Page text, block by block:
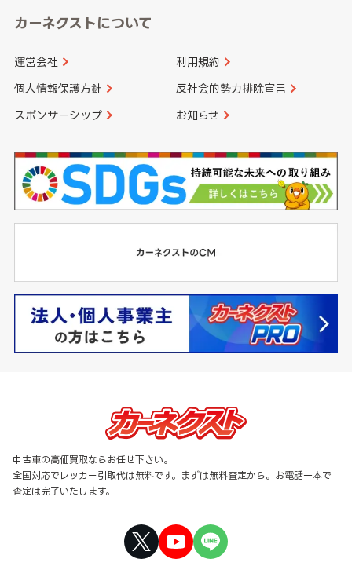
カーネクストについて
運営会社 利用規約
個人情報保護方針 反社会的勢力排除宣言
スポンサーシップ お知らせ
中古車の高価買取ならお任せ下さい。
全国対応でレッカー引取代は無料です。まずは無料査定から。お電話一本で
査定は完了いたします。